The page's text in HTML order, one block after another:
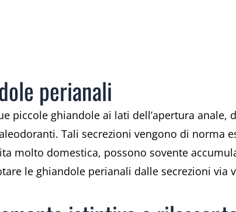
perianali
piccole ghiandole ai lati dell’apertura
Tali secrezioni vengono di norma
molto domestica, possono sovente
le ghiandole perianali dalle secrezioni via